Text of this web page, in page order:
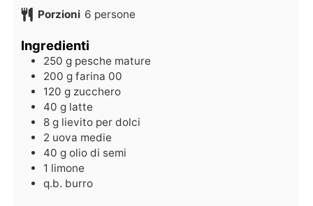
Porzioni 6 persone
Ingredienti
250 g pesche mature
200 g farina 00
120 g zucchero
40 g latte
8 g lievito per dolci
2 uova medie
40 g olio di semi
1 limone
q.b. burro